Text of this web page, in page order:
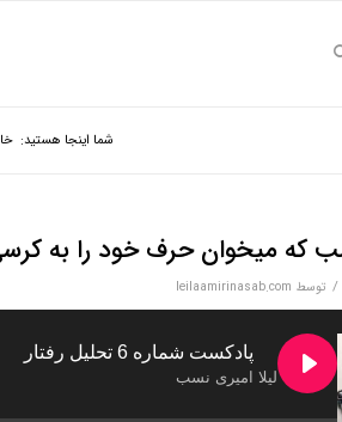
شما اینجا هستید:
که میخوان حرف خود را به
/ توسط leilaamirinasab.com
پادکست شماره 6 تحلیل رفتار
لیلا امیری نسب